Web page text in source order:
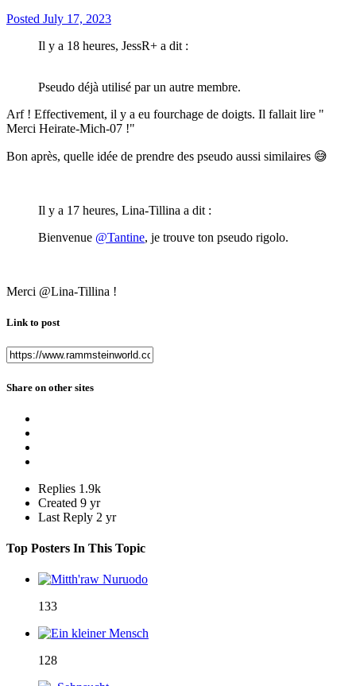
Posted July 17, 2023
Il y a 18 heures, JessR+ a dit :
Pseudo déjà utilisé par un autre membre.
Arf ! Effectivement, il y a eu fourchage de doigts. Il fallait lire "
Merci Heirate-Mich-07 !"
Bon après, quelle idée de prendre des pseudo aussi similaires 😅
Il y a 17 heures, Lina-Tillina a dit :
Bienvenue @Tantine, je trouve ton pseudo rigolo.
Merci @Lina-Tillina !
Link to post
Share on other sites
Replies 1.9k
Created 9 yr
Last Reply 2 yr
Top Posters In This Topic
133
128